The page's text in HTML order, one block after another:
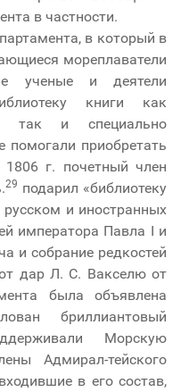
в частности.
в который в
мореплаватели
ученые и деятели
книги как
так и специально
помогали приобретать
1806 г. почетный член
29 подарил «библиотеку
русском и иностранных
императора Павла I и
и собрание редкостей
дар Л. С. Вакселю от
была объявлена
бриллиантовый
Морскую
Адмирал-тейского
в его состав,